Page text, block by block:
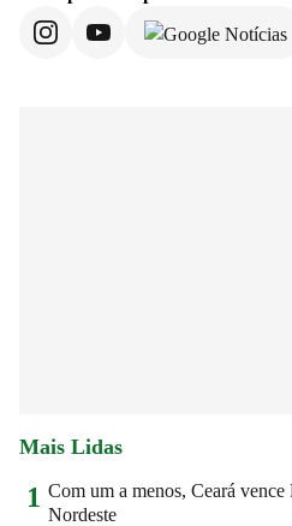
Mais Lidas
1 Com um a menos, Ceará
Nordeste